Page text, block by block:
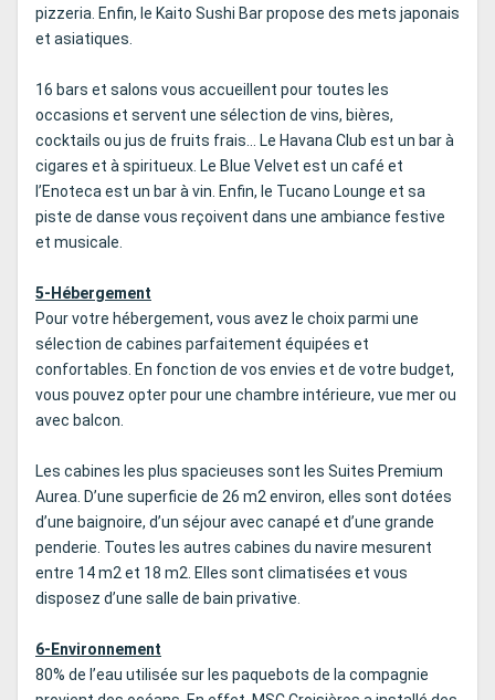
pizzeria. Enfin, le Kaito Sushi Bar propose des mets japonais
et asiatiques.
16 bars et salons vous accueillent pour toutes les
occasions et servent une sélection de vins, bières,
cocktails ou jus de fruits frais… Le Havana Club est un bar à
cigares et à spiritueux. Le Blue Velvet est un café et
l’Enoteca est un bar à vin. Enfin, le Tucano Lounge et sa
piste de danse vous reçoivent dans une ambiance festive
et musicale.
5-Hébergement
Pour votre hébergement, vous avez le choix parmi une
sélection de cabines parfaitement équipées et
confortables. En fonction de vos envies et de votre budget,
vous pouvez opter pour une chambre intérieure, vue mer ou
avec balcon.
Les cabines les plus spacieuses sont les Suites Premium
Aurea. D’une superficie de 26 m2 environ, elles sont dotées
d’une baignoire, d’un séjour avec canapé et d’une grande
penderie. Toutes les autres cabines du navire mesurent
entre 14 m2 et 18 m2. Elles sont climatisées et vous
disposez d’une salle de bain privative.
6-Environnement
80% de l’eau utilisée sur les paquebots de la compagnie